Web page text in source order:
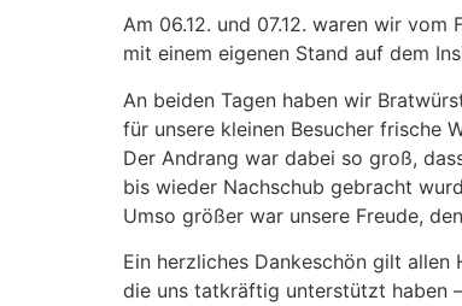
Am 06.12. und 07.12. waren wir vom
mit einem eigenen Stand auf dem
An beiden Tagen haben wir
für unsere kleinen Besucher frische
Der Andrang war dabei so groß,
bis wieder Nachschub gebracht
Umso größer war unsere Freude,
Ein herzliches Dankeschön gilt allen
die uns tatkräftig unterstützt haben